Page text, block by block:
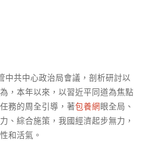
中共中心政治局會議，剖析研討以
，本年以來，以習近平同道為焦點
務的周全引導，著包養網 眼全局、
、綜合施策，我國經濟起步無力，
和活氣。